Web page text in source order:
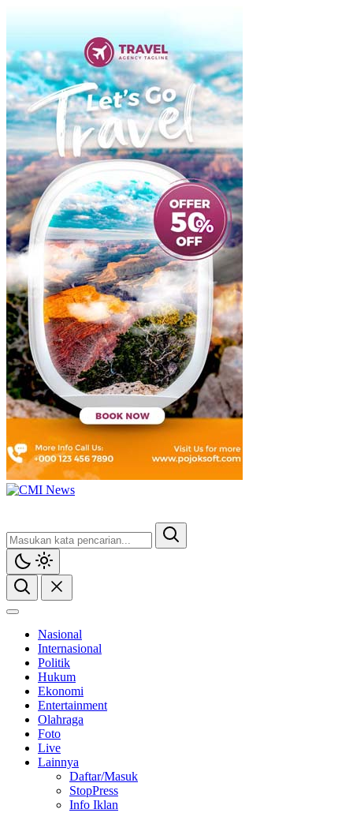
Nasional
Internasional
Politik
Hukum
Ekonomi
Entertainment
Olahraga
Foto
Live
Lainnya
Daftar/Masuk
StopPress
Info Iklan